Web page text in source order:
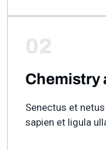
02
Chemistry
Senectus et
sapien et ligula